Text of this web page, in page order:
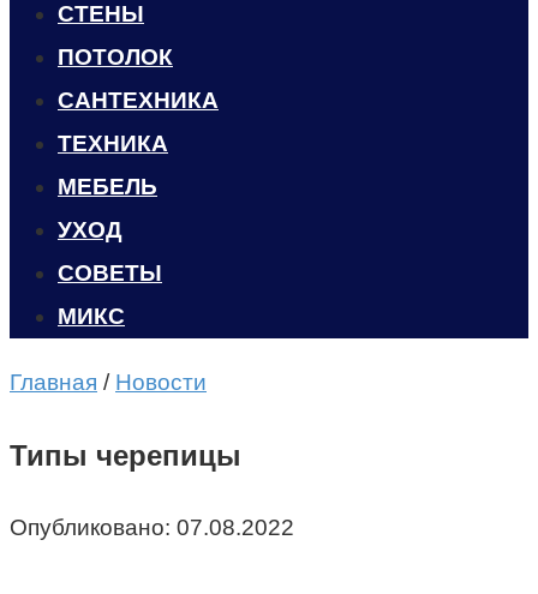
СТЕНЫ
ПОТОЛОК
САНТЕХНИКА
ТЕХНИКА
МЕБЕЛЬ
УХОД
CОВЕТЫ
МИКС
Главная / Новости
Типы черепицы
Опубликовано: 07.08.2022